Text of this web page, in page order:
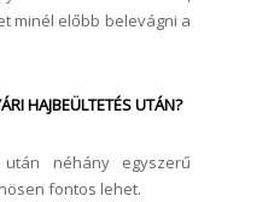
minél előbb belevágni a
HAJBEÜLTETÉS UTÁN?
néhány egyszerű
fontos lehet.